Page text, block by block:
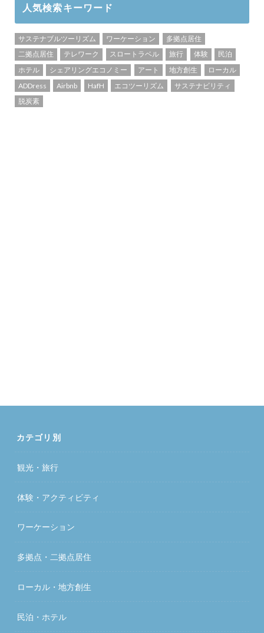
人気検索キーワード
サステナブルツーリズム ワーケーション
多拠点居住
二拠点居住
テレワーク スロートラベル 旅行 体験
民泊
ホテル
シェアリングエコノミー アート 地方創生
ローカル
ADDress
Airbnb HafH エコツーリズム
サステナビリティ
脱炭素
カテゴリ別
観光・旅行
体験・アクティビティ
ワーケーション
多拠点・二拠点居住
ローカル・地方創生
民泊・ホテル